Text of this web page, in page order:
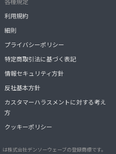
利用規約
細則
プライバシーポリシー
特定商取引法に基づく表記
情報セキュリティ方針
反社基本方針
カスタマーハラスメントに対する考え
方
クッキーポリシー
は株式会社デンソーウェーブの登録商標です。